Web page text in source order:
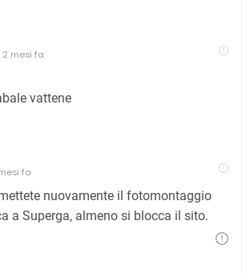
2 mesi fa
vattene
fa
nuovamente il fotomontaggio
a Superga, almeno si blocca il sito.